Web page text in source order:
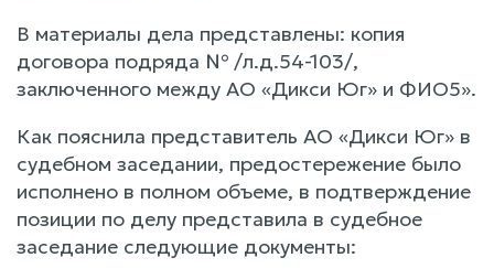
В материалы дела представлены: копия
договора подряда № /л.д.54-103/,
заключенного между АО «Дикси Юг» и ФИО5».
Как пояснила представитель АО «Дикси Юг» в
судебном заседании, предостережение было
исполнено в полном объеме, в подтверждение
позиции по делу представила в судебное
заседание следующие документы: